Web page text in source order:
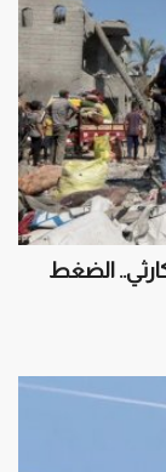
الضغط